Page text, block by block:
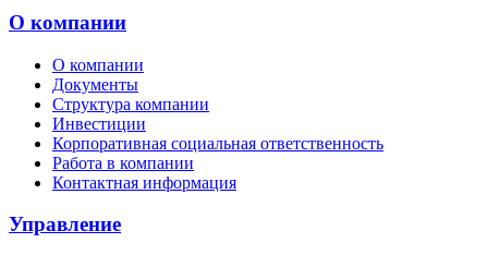
О компании
О компании
Документы
Структура компании
Инвестиции
Корпоративная социальная ответственность
Работа в компании
Контактная информация
Управление